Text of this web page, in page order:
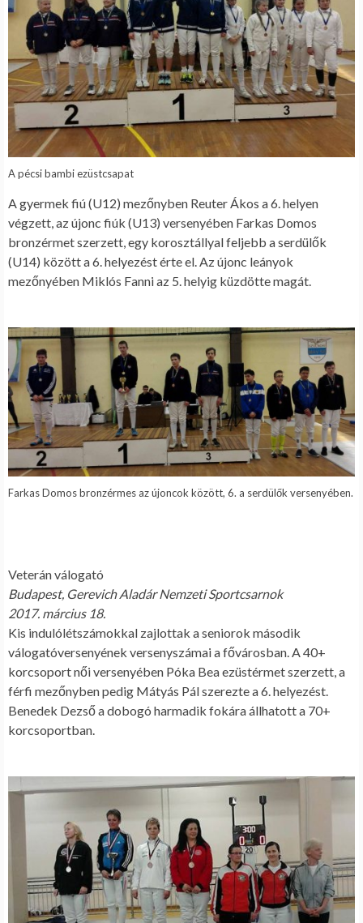
A pécsi bambi ezüstcsapat
A gyermek fiú (U12) mezőnyben Reuter Ákos a 6. helyen
végzett, az újonc fiúk (U13) versenyében Farkas Domos
bronzérmet szerzett, egy korosztállyal feljebb a serdülők
(U14) között a 6. helyezést érte el. Az újonc leányok
mezőnyében Miklós Fanni az 5. helyig küzdötte magát.
Farkas Domos bronzérmes az újoncok között, 6. a serdülők versenyében.
Veterán válogató
Budapest, Gerevich Aladár Nemzeti Sportcsarnok
2017. március 18.
Kis indulólétszámokkal zajlottak a seniorok második
válogatóversenyének versenyszámai a fővárosban. A 40+
korcsoport női versenyében Póka Bea ezüstérmet szerzett, a
férfi mezőnyben pedig Mátyás Pál szerezte a 6. helyezést.
Benedek Dezső a dobogó harmadik fokára állhatott a 70+
korcsoportban.